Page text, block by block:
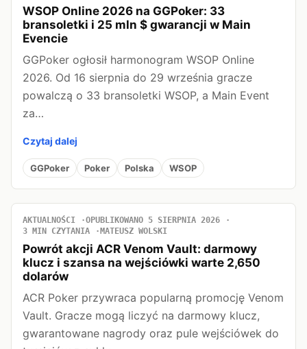
WSOP Online 2026 na GGPoker: 33
bransoletki i 25 mln $ gwarancji w Main
Evencie
GGPoker ogłosił harmonogram WSOP Online
2026. Od 16 sierpnia do 29 września gracze
powalczą o 33 bransoletki WSOP, a Main Event
za…
Czytaj dalej
GGPoker Poker Polska WSOP
AKTUALNOŚCI
OPUBLIKOWANO 5 SIERPNIA 2026
3 MIN CZYTANIA
MATEUSZ WOLSKI
Powrót akcji ACR Venom Vault: darmowy
klucz i szansa na wejściówki warte 2,650
dolarów
ACR Poker przywraca popularną promocję Venom
Vault. Gracze mogą liczyć na darmowy klucz,
gwarantowane nagrody oraz pule wejściówek do